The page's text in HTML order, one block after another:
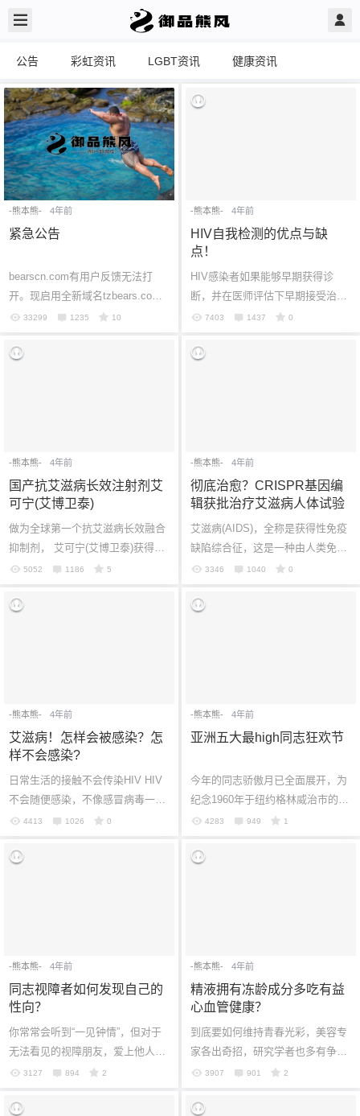
公告 彩虹资讯 LGBT资讯 健康资讯
-熊本熊- 4年前
紧急公告
bearscn.com有用户反馈无法打
开。现启用全新域名tzbears.com
以后请使用tzbears.com访问官
导致无法访问，...
33299 1235 10
-熊本熊- 4年前
HIV自我检测的优点与缺
点！
HIV感染者如果能够早期获得诊
断，并在医师评估下早期接受治
疗，便能及早控制感染者体内病毒
健康及免疫力...
7403 1437 0
-熊本熊- 4年前
国产抗艾滋病长效注射剂艾
可宁(艾博卫泰)
做为全球第一个抗艾滋病长效融合
抑制剂， 艾可宁(艾博卫泰)获得国
家药品监督管理局批准上市了。该
全部知...
5052 1186 5
-熊本熊- 4年前
彻底治愈？CRISPR基因编
辑获批治疗艾滋病人体试验
艾滋病(AIDS)，全称是获得性免疫
缺陷综合征，这是一种由人类免疫
缺陷病毒(HIV)引起的、危害性极大
重破坏...
3346 1040 0
-熊本熊- 4年前
艾滋病！怎样会被感染？怎
样不会感染?
日常生活的接触不会传染HIV HIV
不会随便感染，不像感冒病毒一
样，HIV不会因为日常接触就感
工作、家里或...
4413 1026 0
-熊本熊- 4年前
亚洲五大最high同志狂欢节
今年的同志骄傲月已全面展开，为
纪念1960年于纽约格林威治市的石
墙酒吧爆发的一场冲突，日后成为
——石墙暴...
4283 949 1
-熊本熊- 4年前
同志视障者如何发现自己的
性向？
你常常会听到“一见钟情”，但对于
无法看见的视障朋友，爱上他人的
经验是如何的呢？ 在美国娱乐、社
样一篇...
3127 894 2
-熊本熊- 4年前
精液拥有冻龄成分多吃有益
心血管健康？
到底要如何维持青春光彩，美容专
家各出奇招，研究学者也多有争
辩，从多摄取巧克力，输血，甚至
胍）都有大...
3907 901 2